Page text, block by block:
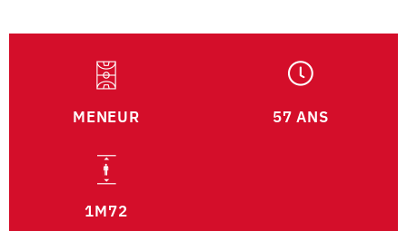
MENEUR 57 ANS
1M72